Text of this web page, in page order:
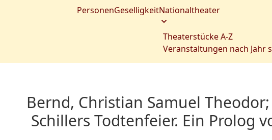
PersonenGeselligkeitNationaltheater
Theaterstücke A-Z
Veranstaltungen nach Jahr
Bernd, Christian Samuel
Schillers Todtenfeier. Ein Prolog